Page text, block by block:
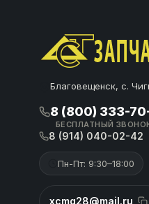
Благовещенск, с.
8 (800) 333-
БЕСПЛАТНЫЙ
8 (914) 040-02-42
Пн-Пт: 9:30–18:00
xcmg28@mail.ru